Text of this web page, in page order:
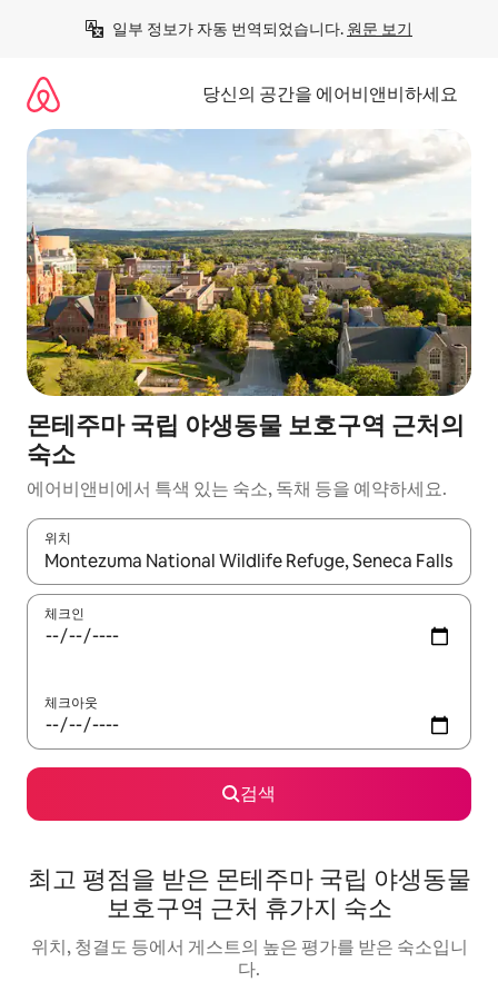
일부 정보가 자동 번역되었습니다. 원문 보기
당신의 공간을 에어비앤비하세요
몬테주마 국립 야생동물 보호구역 근처의
숙소
에어비앤비에서 특색 있는 숙소, 독채 등을 예약하세요.
위치
결과가 나오면 위·아래 화살표 키를 사용하거나 터치 또는 스와이
체크인
체크아웃
검색
최고 평점을 받은 몬테주마 국립 야생동물
보호구역 근처 휴가지 숙소
위치, 청결도 등에서 게스트의 높은 평가를 받은 숙소입니
다.